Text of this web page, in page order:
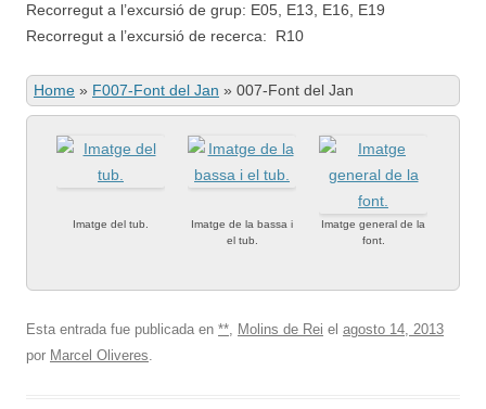
Recorregut a l’excursió de grup: E05, E13, E16, E19
Recorregut a l’excursió de recerca: R10
Home » F007-Font del Jan » 007-Font del Jan
Imatge del tub.
Imatge de la bassa i
el tub.
Imatge general de la
font.
Esta entrada fue publicada en **, Molins de Rei el agosto 14, 2013
por Marcel Oliveres.